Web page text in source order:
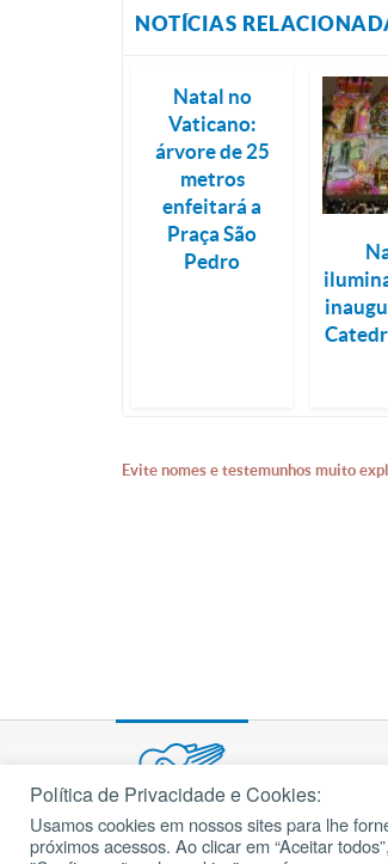
NOTÍCIAS
Natal no
Vaticano:
árvore de 25
metros
enfeitará a
Praça São
Pedro
Evite nomes e testemunhos muito
cancaonova.com© 2002 – 2026
Todos os direitos reservados.
Política de Privacidade e Cookies:
Usamos cookies em nossos sites para lhe
próximos acessos. Ao clicar em “Aceitar